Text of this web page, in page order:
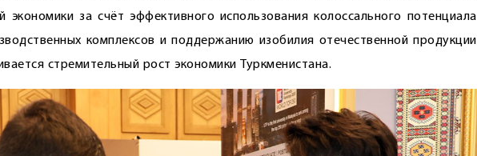
экономики за счёт эффективного использования колоссального потенциала
комплексов и поддержанию изобилия отечественной продукции
стремительный рост экономики Туркменистана.